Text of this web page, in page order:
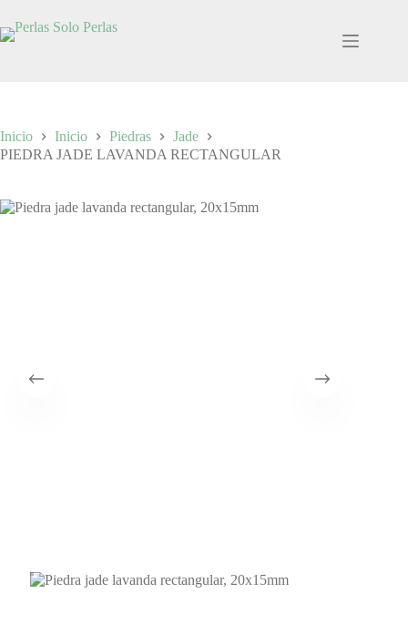
contenido
Inicio Inicio Piedras
Jade
PIEDRA JADE LAVANDA RECTANGULAR